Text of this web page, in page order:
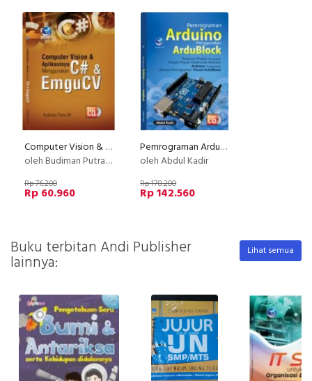
Computer Vision & Aplikasinya Menggunakan C# & EmguCV +CD
oleh Budiman Putra AR
Rp 76.200
Rp 60.960
Pemrograman Arduino Menggunakan ArduBlock + cd
oleh Abdul Kadir
Rp 178.200
Rp 142.560
Buku terbitan Andi Publisher
lainnya:
Lihat semua